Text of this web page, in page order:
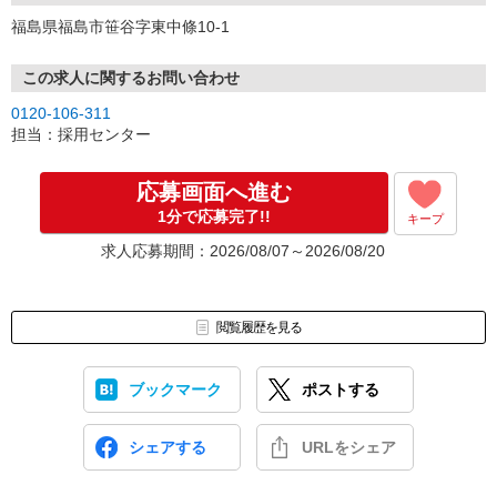
福島県福島市笹谷字東中條10-1
この求人に関するお問い合わせ
0120-106-311
担当：採用センター
応募画面へ進む
1分で応募完了!! キープ
求人応募期間：2026/08/07～2026/08/20
閲覧履歴を見る
ブックマーク ポストする
シェアする URLをシェア